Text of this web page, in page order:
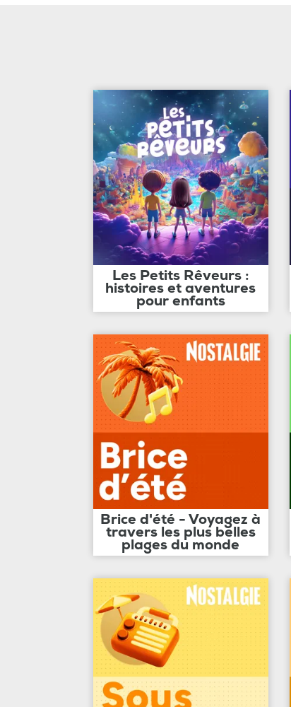
Les Petits Rêveurs :
histoires et aventures
pour enfants
Brice d'été - Voyagez à
travers les plus belles
plages du monde